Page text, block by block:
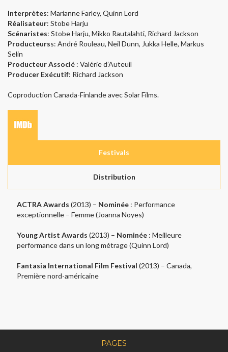
Interprètes: Marianne Farley, Quinn Lord
Réalisateur: Stobe Harju
Scénaristes: Stobe Harju, Mikko Rautalahti, Richard Jackson
Producteurss: André Rouleau, Neil Dunn, Jukka Helle, Markus
Selin
Producteur Associé : Valérie d’Auteuil
Producer Exécutif: Richard Jackson
Coproduction Canada-Finlande avec Solar Films.
Festivals
Distribution
ACTRA Awards (2013) – Nominée: Performance
exceptionnelle – Femme (Joanna Noyes)
Young Artist Awards (2013) – Nominée : Meilleure
performance dans un long métrage (Quinn Lord)
Fantasia International Film Festival (2013) – Canada,
Première nord-américaine
PAGES